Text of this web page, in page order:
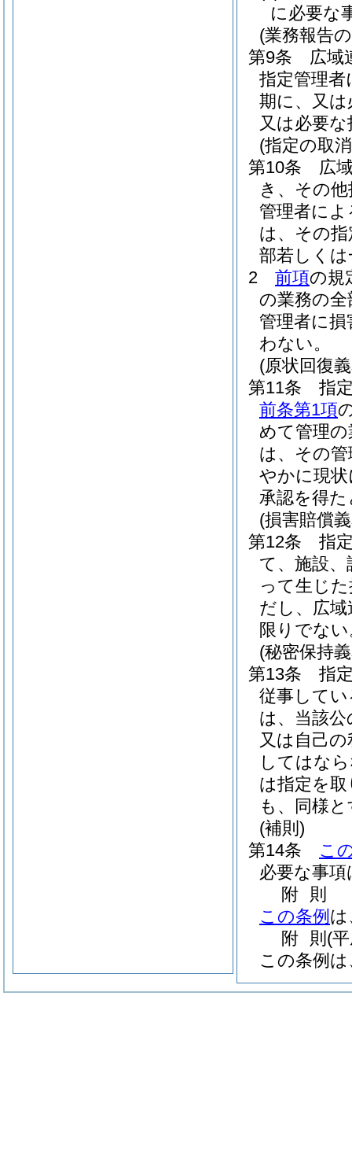
に必要な
(業務報告
第9条
広域
指定管理
期に、又
又は必要
(指定の取
第10条
広
き、その
管理者に
は、その
部若しく
2
前項の規
の業務の
管理者に
わない。
(原状回復
第11条
指
前条第1項
めて管理
は、その
やかに現
承認を得
(損害賠償
第12条
指
て、施設
って生じ
だし、広
限りでな
(秘密保持
第13条
指
従事してい
は、当該
又は自己
してはな
は指定を
も、同様
(補則)
第14条
こ
必要な事
附 則
この条例 は
附 則 (
この条例